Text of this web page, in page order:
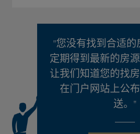
"您没有找到合适
定期得到最新的房
让我们知道您的找
在门户网站上公
送。"